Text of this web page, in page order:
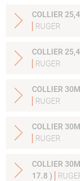
COLLIER
RUGER
COLLIER
RUGER
COLLIER
RUGER
RUGER
COLLIER
17.8 )